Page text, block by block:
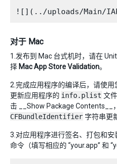
对于 Mac
1.发布到 Mac 台式机时，请在
择 Mac App Store Validation。
2.完成应用程序的编译后，请使
更新应用程序的 info.plist 文
击 __Show Package Contents__
CFBundleIdentifier 字符串更
3.对应用程序进行签名、打包和
命令（填写相应的 “your.app” 和